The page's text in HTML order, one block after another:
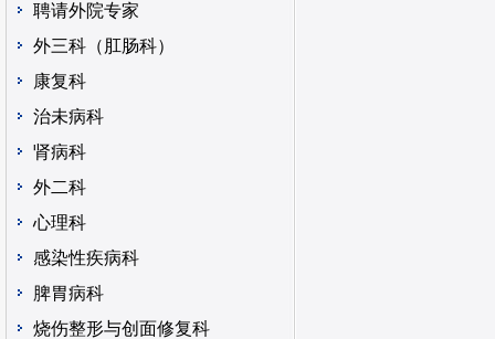
聘请外院专家
外三科（肛肠科）
康复科
治未病科
肾病科
外二科
心理科
感染性疾病科
脾胃病科
烧伤整形与创面修复科